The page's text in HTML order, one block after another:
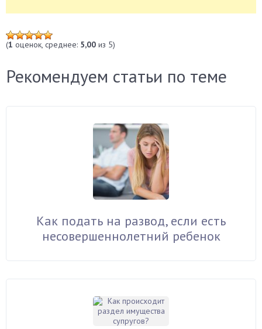
(1 оценок, среднее: 5,00 из 5)
Рекомендуем статьи по теме
Как подать на развод, если есть
несовершеннолетний ребенок